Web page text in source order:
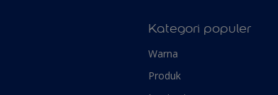
Kategori populer
Warna
Produk